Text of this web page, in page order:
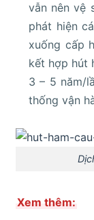
vẫn nên vệ
phát hiện
xuống cấp
kết hợp hút
3 – 5 năm/
thống vận
Xem thêm: